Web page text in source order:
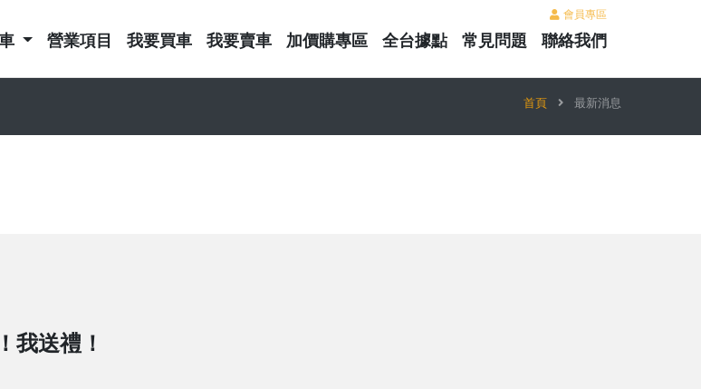
會員專區
營業項目 我要買車 我要賣車 加價購專區 全台據點 常見問題 聯絡我們
首頁 最新消息
我送禮！